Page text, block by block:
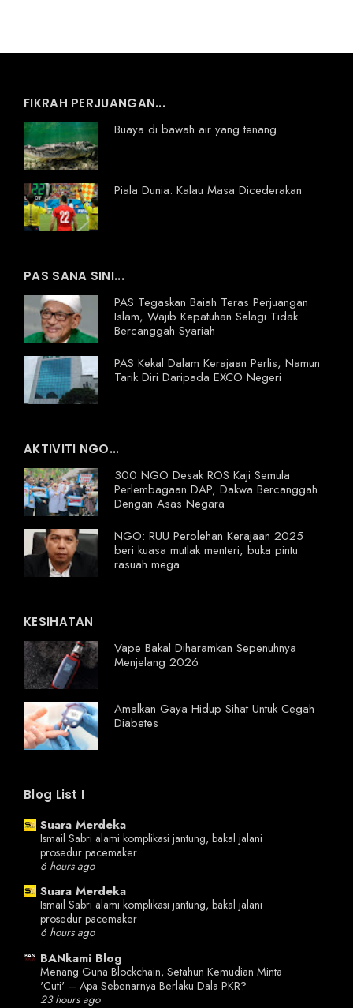
FIKRAH PERJUANGAN...
Buaya di bawah air yang tenang
Piala Dunia: Kalau Masa Dicederakan
PAS SANA SINI...
PAS Tegaskan Baiah Teras Perjuangan
Islam, Wajib Kepatuhan Selagi Tidak
Bercanggah Syariah
PAS Kekal Dalam Kerajaan Perlis, Namun
Tarik Diri Daripada EXCO Negeri
AKTIVITI NGO...
300 NGO Desak ROS Kaji Semula
Perlembagaan DAP, Dakwa Bercanggah
Dengan Asas Negara
NGO: RUU Perolehan Kerajaan 2025
beri kuasa mutlak menteri, buka pintu
rasuah mega
KESIHATAN
Vape Bakal Diharamkan Sepenuhnya
Menjelang 2026
Amalkan Gaya Hidup Sihat Untuk Cegah
Diabetes
Blog List I
Suara Merdeka
Ismail Sabri alami komplikasi jantung, bakal jalani
prosedur pacemaker
6 hours ago
Suara Merdeka
Ismail Sabri alami komplikasi jantung, bakal jalani
prosedur pacemaker
6 hours ago
BANkami Blog
Menang Guna Blockchain, Setahun Kemudian Minta
'Cuti' – Apa Sebenarnya Berlaku Dala PKR?
23 hours ago